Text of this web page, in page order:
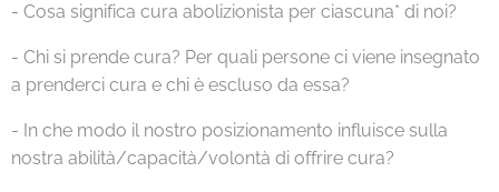
- Cosa significa cura abolizionista per ciascuna* di noi?
- Chi si prende cura? Per quali persone ci viene insegnato
a prenderci cura e chi è escluso da essa?
- In che modo il nostro posizionamento influisce sulla
nostra abilità/capacità/volontà di offrire cura?